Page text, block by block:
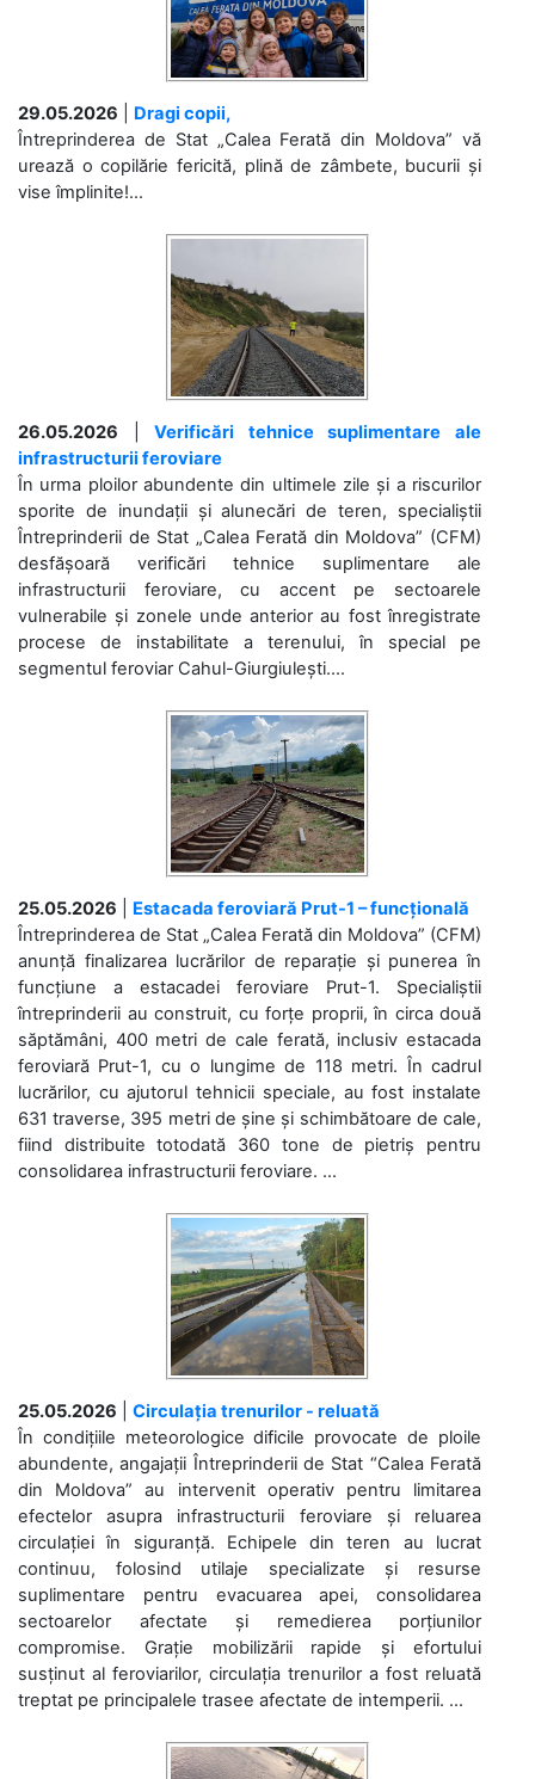
29.05.2026
Dragi copii,
Întreprinderea de Stat „Calea Ferată din Moldova” vă
urează o copilărie fericită, plină de zâmbete, bucurii și
vise împlinite!...
26.05.2026 |Verificări tehnice suplimentare ale
infrastructurii feroviare
În urma ploilor abundente din ultimele zile și a riscurilor
sporite de inundații și alunecări de teren, specialiștii
Întreprinderii de Stat „Calea Ferată din Moldova” (CFM)
desfășoară verificări tehnice suplimentare ale
infrastructurii feroviare, cu accent pe sectoarele
vulnerabile și zonele unde anterior au fost înregistrate
procese de instabilitate a terenului, în special pe
segmentul feroviar Cahul-Giurgiulești....
25.05.2026
Estacada feroviară Prut-1 – funcțională
Întreprinderea de Stat „Calea Ferată din Moldova” (CFM)
anunță finalizarea lucrărilor de reparație și punerea în
funcțiune a estacadei feroviare Prut-1. Specialiștii
întreprinderii au construit, cu forțe proprii, în circa două
săptămâni, 400 metri de cale ferată, inclusiv estacada
feroviară Prut-1, cu o lungime de 118 metri. În cadrul
lucrărilor, cu ajutorul tehnicii speciale, au fost instalate
631 traverse, 395 metri de șine și schimbătoare de cale,
fiind distribuite totodată 360 tone de pietriș pentru
consolidarea infrastructurii feroviare. ...
25.05.2026
Circulația trenurilor - reluată
În condițiile meteorologice dificile provocate de ploile
abundente, angajații Întreprinderii de Stat “Calea Ferată
din Moldova” au intervenit operativ pentru limitarea
efectelor asupra infrastructurii feroviare și reluarea
circulației în siguranță. Echipele din teren au lucrat
continuu, folosind utilaje specializate și resurse
suplimentare pentru evacuarea apei, consolidarea
sectoarelor afectate și remedierea porțiunilor
compromise. Grație mobilizării rapide și efortului
susținut al feroviarilor, circulația trenurilor a fost reluată
treptat pe principalele trasee afectate de intemperii. ...